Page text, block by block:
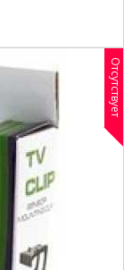
Отсутствует